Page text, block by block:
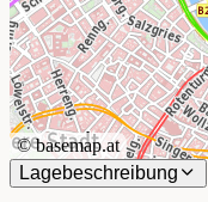
+
©basemap.at
Lagebeschreibung